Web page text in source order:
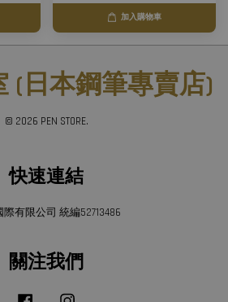
加入購物車
(日本鋼筆專賣店)
© 2026 PEN STORE.
快速連結
有限公司 統編52713486
關注我們
Facebook